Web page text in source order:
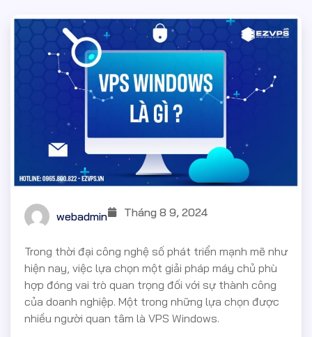
webadmin Tháng 8 9, 2024
Trong thời đại công nghệ số phát triển mạnh mẽ như
hiện nay, việc lựa chọn một giải pháp máy chủ phù
hợp đóng vai trò quan trọng đối với sự thành công
của doanh nghiệp. Một trong những lựa chọn được
nhiều người quan tâm là VPS Windows.